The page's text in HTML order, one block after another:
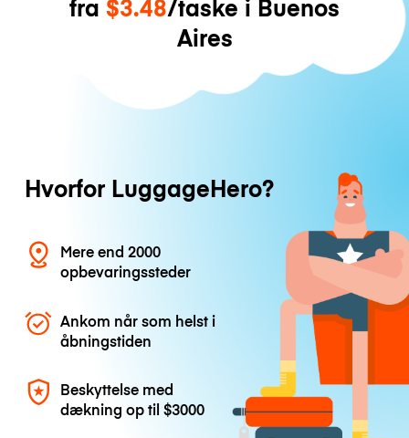
fra $3.48/taske i Buenos
Aires
Hvorfor LuggageHero?
Mere end 2000
opbevaringssteder
Ankom når som helst i
åbningstiden
Beskyttelse med
dækning op til$3000